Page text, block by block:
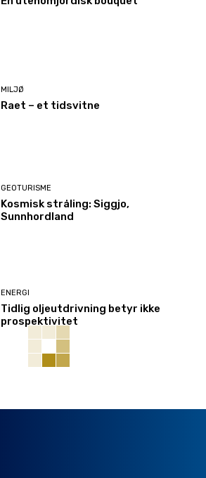
MILJØ
Raet – et tidsvitne
GEOTURISME
Kosmisk stråling: Siggjo,
Sunnhordland
ENERGI
Tidlig oljeutdrivning betyr ikke
prospektivitet